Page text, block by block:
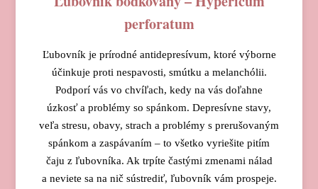
perforatum
Ľubovník je prírodné antidepresívum, ktoré výborne
účinkuje proti nespavosti, smútku a melanchólii.
Podporí vás vo chvíľach, kedy na vás doľahne
úzkosť a problémy so spánkom. Depresívne stavy,
veľa stresu, obavy, strach a problémy s prerušovaným
spánkom a zaspávaním – to všetko vyriešite pitím
čaju z ľubovníka. Ak trpíte častými zmenami nálad
a neviete sa na nič sústrediť, ľubovník vám prospeje.